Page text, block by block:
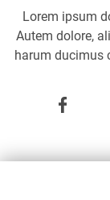
Lorem ipsum
Autem dolore,
harum ducimus